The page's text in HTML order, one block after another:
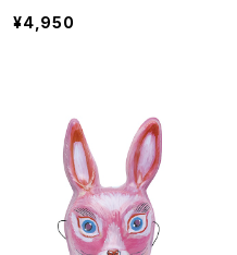
¥4,950